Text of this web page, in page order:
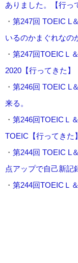
ありました。【行っ
・ 第247回 TOEIC L
いるのかまぐれなの
・ 第247回TOEICＬ
2020【行ってきた】
・ 第246回 TOEIC L
来る。
・ 第246回TOEICＬ
TOEIC【行ってきた】
・ 第244回 TOEIC L
点アップで自己新記
・ 第244回TOEICＬ